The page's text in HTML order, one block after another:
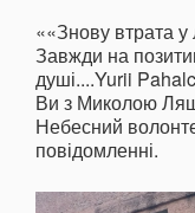
««Знову втрата у
Завжди на
душі....Yurii
Ви з Миколою
Небесний
повідомленні.